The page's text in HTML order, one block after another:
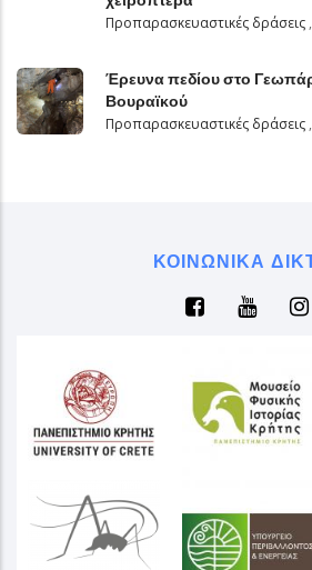
Προπαρασκευαστικές δράσεις,
Έρευνα πεδίου στο
Βουραϊκού
Προπαρασκευαστικές δράσεις,
ΚΟΙΝΩΝΙΚΆ